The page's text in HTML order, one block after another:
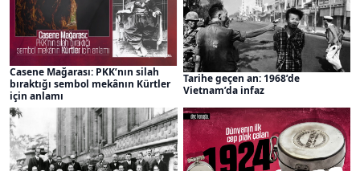
Casene Mağarası: PKK’nın silah
bıraktığı sembol mekânın Kürtler
için anlamı
Tarihe geçen an: 1968’de
Vietnam’da infaz